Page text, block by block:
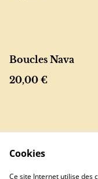
Boucles Nava
20,00 €
Cookies
Ce site Internet utilise des